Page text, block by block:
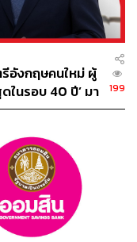
ผู้พัฒนาวัคซีนโควิด
งยาต้านไวรัสชนิด
ษัทด้านเภสัชกรรม
หม่ในการรับมือและ
เป็น ‘วัคซีนเข็มที่
น Sinovac vs. Pfiz
มีชื่อเรียกใหม่ว่าอย่
อังกฤษคนใหม่ ผู้
ในรอบ 40 ปี’ มา
199